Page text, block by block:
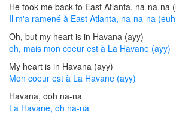
He took me back to East Atlanta, na-na-na
Il m'a ramené à East Atlanta, na-na-na
Oh, but my heart is in Havana (ayy)
oh, mais mon coeur est à La Havane (ayy)
My heart is in Havana (ayy)
Mon coeur est à La Havane (ayy)
Havana, ooh na-na
La Havane, oh na-na